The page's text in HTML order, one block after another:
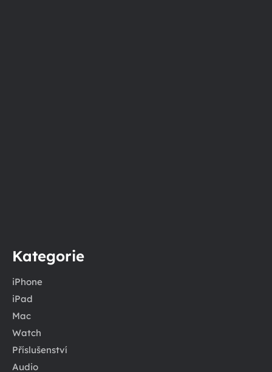
Kategorie
iPhone
iPad
Mac
Watch
Příslušenství
Audio